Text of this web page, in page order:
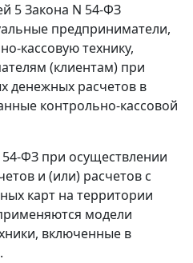
5Закона N 54-ФЗ
предприниматели,
кассовую технику,
(клиентам) при
денежных расчетов в
контрольно-кассовой
54-ФЗ при осуществлении
и (или) расчетов с
карт на территории
модели
включенные в